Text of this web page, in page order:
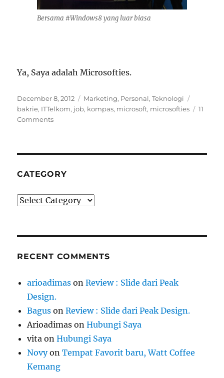
Bersama #Windows8 yang luar biasa
Ya, Saya adalah Microsofties.
Posted
on
December 8, 2012 Categories
Marketing, Personal,Teknologi
bakrie, ITTelkom, job, kompas, microsoft, microsofties
11
Comments
CATEGORY
Category
RECENT COMMENTS
arioadimas onReview : Slide dari Peak
Design.
Bagus onReview : Slide dari Peak Design.
Arioadimas onHubungi Saya
vita onHubungi Saya
NovyonTempat Favorit baru, Watt Coffee
Kemang